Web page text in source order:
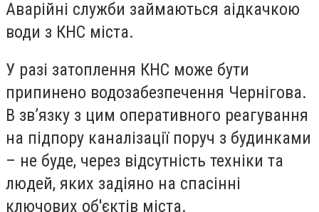
Аварійні служби займаються аідкачкою
води з КНС міста.
У разі затоплення КНС може бути
припинено водозабезпечення Чернігова.
В зв’язку з цим оперативного реагування
на підпору каналізації поруч з будинками
– не буде, через відсутність техніки та
людей, яких задіяно на спасінні
ключових об'єктів міста.